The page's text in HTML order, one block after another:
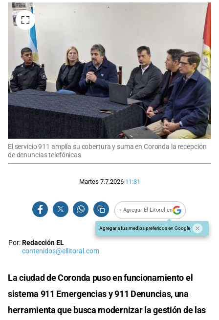
El servicio 911 amplía su cobertura y suma en Coronda la recepción
de denuncias telefónicas
Martes 7.7.2026 11:31
+ Agregar El Litoral en
Agregar a tus medios preferidos en Google
Por:Redacción EL
contenidos@ellitoral.com
La ciudad de Coronda puso en funcionamiento el
sistema 911 Emergencias y 911 Denuncias, una
herramienta que busca modernizar la gestión de las